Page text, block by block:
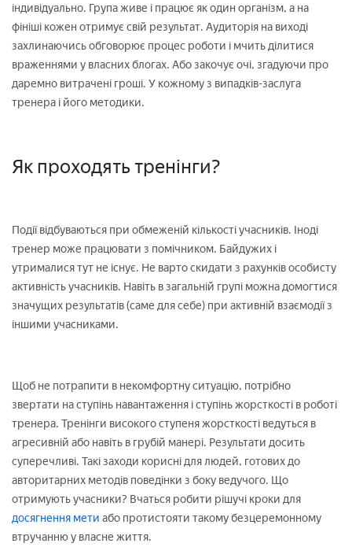
індивідуально. Група живе і працює як один організм, а на
фініші кожен отримує свій результат. Аудиторія на виході
захлинаючись обговорює процес роботи і мчить ділитися
враженнями у власних блогах. Або закочує очі, згадуючи про
даремно витрачені гроші. У кожному з випадків-заслуга
тренера і його методики.
Як проходять тренінги?
Події відбуваються при обмеженій кількості учасників. Іноді
тренер може працювати з помічником. Байдужих і
утрималися тут не існує. Не варто скидати з рахунків особисту
активність учасників. Навіть в загальній групі можна домогтися
значущих результатів (саме для себе) при активній взаємодії з
іншими учасниками.
Щоб не потрапити в некомфортну ситуацію, потрібно
звертати на ступінь навантаження і ступінь жорсткості в роботі
тренера. Тренінги високого ступеня жорсткості ведуться в
агресивній або навіть в грубій манері. Результати досить
суперечливі. Такі заходи корисні для людей, готових до
авторитарних методів поведінки з боку ведучого. Що
отримують учасники? Вчаться робити рішучі кроки для
досягнення мети або протистояти такому безцеремонному
втручанню у власне життя.